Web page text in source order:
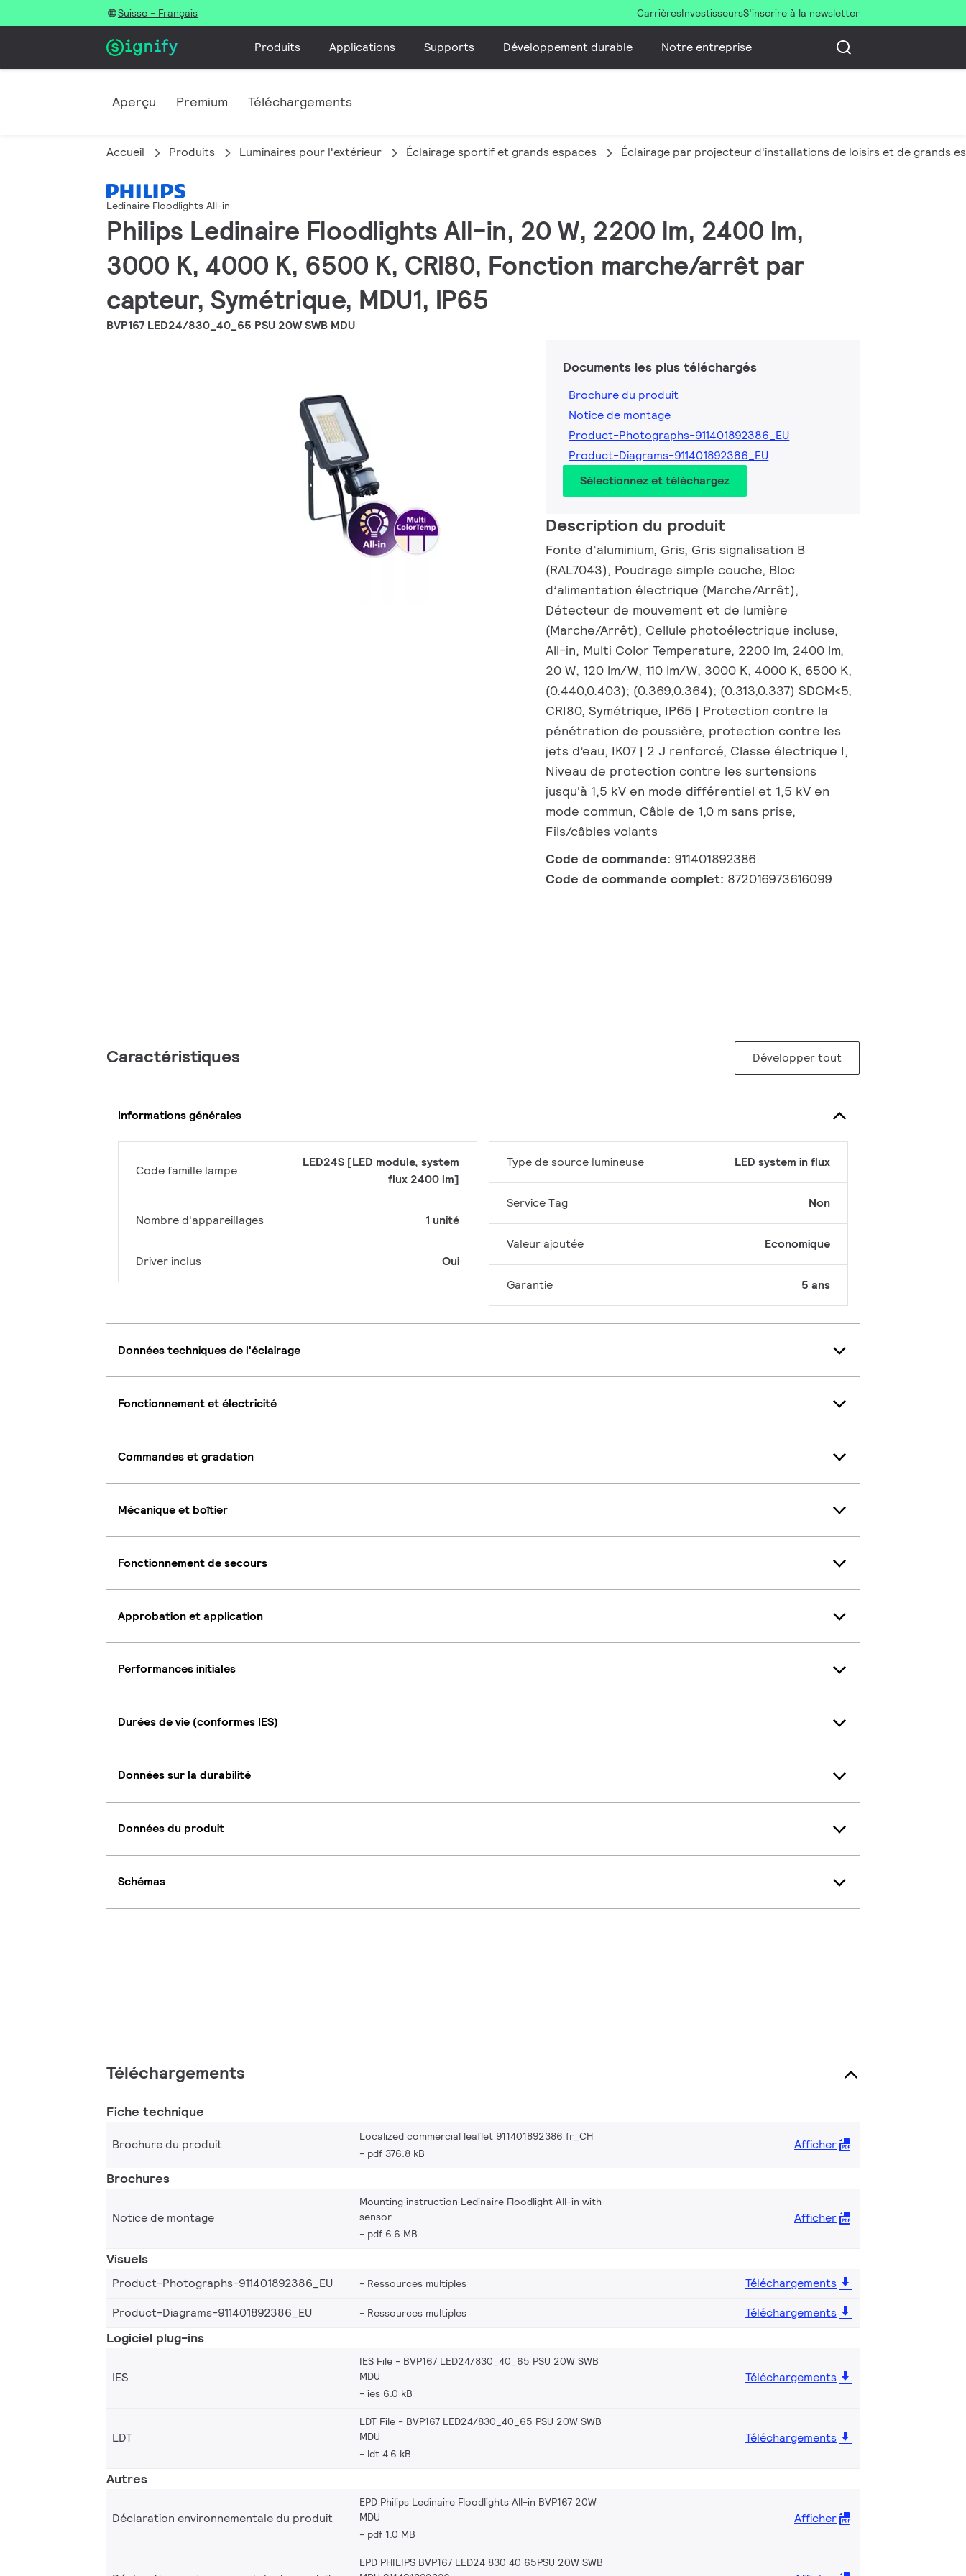
Suisse - Français CarrièresInvestisseursS’inscrire à la newsletter
Produits Applications Supports Développement durable Notre entreprise
Aperçu Premium Téléchargements
Accueil Produits Luminaires pour l'extérieur Éclairage sportif et grands espaces Éclairage par projecteur d'installations de loisirs et de grands
Ledinaire Floodlights All-in
Philips Ledinaire Floodlights All-in, 20 W, 2200 lm, 2400 lm,
3000 K, 4000 K, 6500 K, CRI80, Fonction marche/arrêt par
capteur, Symétrique, MDU1, IP65
BVP167 LED24/830_40_65 PSU 20W SWB MDU
Documents les plus téléchargés
Brochure du produit
Notice de montage
Product-Photographs-911401892386_EU
Product-Diagrams-911401892386_EU
Sélectionnez et téléchargez
Description du produit
Fonte d’aluminium, Gris, Gris signalisation B
(RAL7043), Poudrage simple couche, Bloc
d’alimentation électrique (Marche/Arrêt),
Détecteur de mouvement et de lumière
(Marche/Arrêt), Cellule photoélectrique incluse,
All-in, Multi Color Temperature, 2200 lm, 2400 lm,
20 W, 120 lm/W, 110 lm/W, 3000 K, 4000 K, 6500 K,
(0.440,0.403); (0.369,0.364); (0.313,0.337) SDCM<5,
CRI80, Symétrique, IP65 | Protection contre la
pénétration de poussière, protection contre les
jets d’eau, IK07 | 2 J renforcé, Classe électrique I,
Niveau de protection contre les surtensions
jusqu'à 1,5 kV en mode différentiel et 1,5 kV en
mode commun, Câble de 1,0 m sans prise,
Fils/câbles volants
Code de commande: 911401892386
Code de commande complet: 872016973616099
Caractéristiques Développer tout
Informations générales
Code famille lampe
LED24S [LED module, system
flux 2400 lm]
Nombre d'appareillages 1 unité
Driver inclus Oui
Type de source lumineuse LED system in flux
Service Tag Non
Valeur ajoutée Economique
Garantie 5 ans
Données techniques de l'éclairage
Fonctionnement et électricité
Commandes et gradation
Mécanique et boîtier
Fonctionnement de secours
Approbation et application
Performances initiales
Durées de vie (conformes IES)
Données sur la durabilité
Données du produit
Schémas
Téléchargements
Fiche technique
Brochure du produit
Localized commercial leaflet 911401892386 fr_CH
pdf 376.8 kB
Afficher
Brochures
Notice de montage
Mounting instruction Ledinaire Floodlight All-in with
sensor
pdf 6.6 MB
Afficher
Visuels
Product-Photographs-911401892386_EU Ressources multiples
Téléchargements
Product-Diagrams-911401892386_EU
Ressources multiples Téléchargements
Logiciel plug-ins
IES
IES File - BVP167 LED24/830_40_65 PSU 20W SWB
MDU
ies 6.0 kB
Téléchargements
LDT
LDT File - BVP167 LED24/830_40_65 PSU 20W SWB
MDU
ldt 4.6 kB
Téléchargements
Autres
Déclaration environnementale du produit
EPD Philips Ledinaire Floodlights All-in BVP167 20W
MDU
pdf 1.0 MB
Afficher
EPD PHILIPS BVP167 LED24 830 40 65PSU 20W SWB